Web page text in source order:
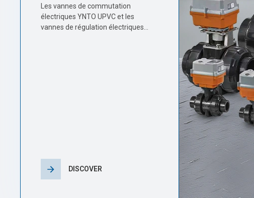
Les vannes de commutation
électriques YNTO UPVC et les
vannes de régulation électriques
DISCOVER